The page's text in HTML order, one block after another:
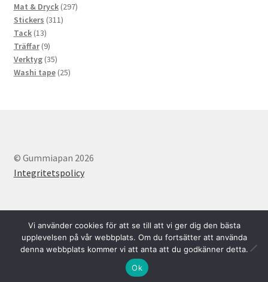
produkter
Mat & Dryck 297297
Stickers 311311
Tack 1313
produkter
Träffar 99
produkter
Verktyg 3535
produkter
Washi tape 2525
© Gummiapan 2026
Integritetspolicy
Svenska English
Vi använder cookies för att se till att vi ger dig den bästa
upplevelsen på vår webbplats. Om du fortsätter att använda
denna webbplats kommer vi att anta att du godkänner detta.
Ok